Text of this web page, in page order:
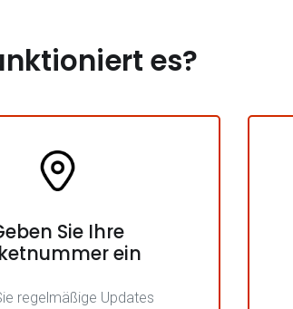
es?
Sie Ihre
ein
regelmäßige Updates